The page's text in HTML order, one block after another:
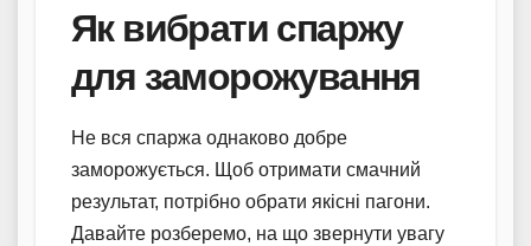
Як вибрати спаржу
для заморожування
Не вся спаржа однаково добре
заморожується. Щоб отримати смачний
результат, потрібно обрати якісні пагони.
Давайте розберемо, на що звернути увагу